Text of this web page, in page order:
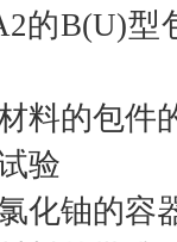
的B(U)型
料的包件
验
化铀的容